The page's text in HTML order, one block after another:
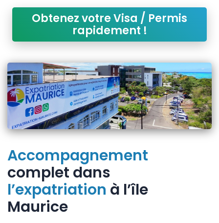
Obtenez votre Visa / Permis
rapidement !
Accompagnement
complet dans
l’expatriation à l’île
Maurice